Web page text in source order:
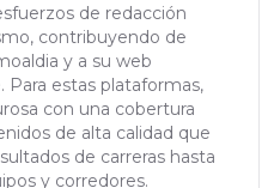
de redacción
contribuyendo de
y a su web
estas plataformas,
con una cobertura
de alta calidad que
de carreras hasta
y corredores.